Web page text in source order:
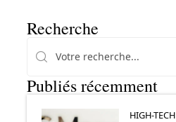
Recherche
Publiés récemment
HIGH-TECH